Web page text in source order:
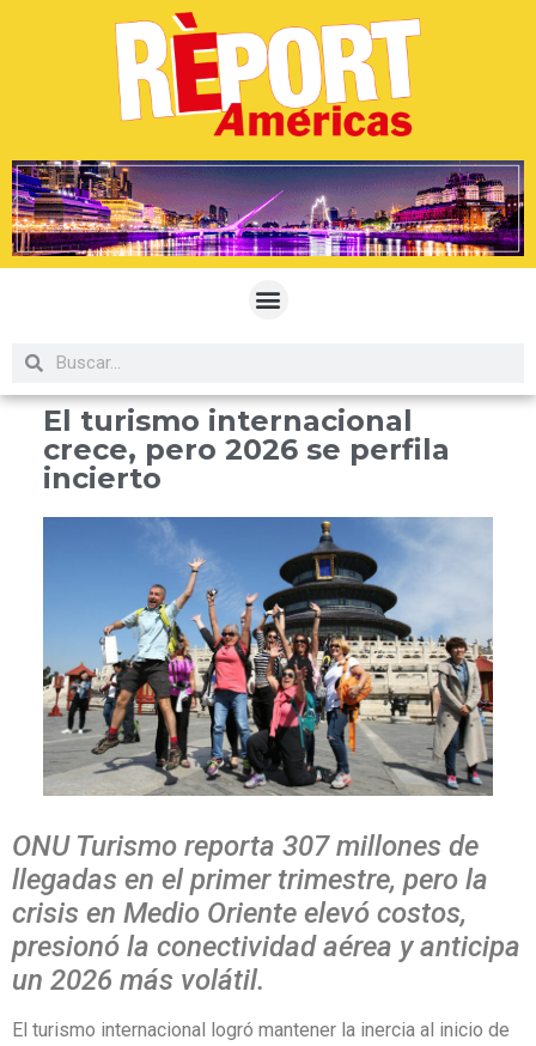
El turismo internacional
crece, pero 2026 se perfila
incierto
ONU Turismo reporta 307 millones de
llegadas en el primer trimestre, pero la
crisis en Medio Oriente elevó costos,
presionó la conectividad aérea y anticipa
un 2026 más volátil.
El turismo internacional logró mantener la inercia al inicio de